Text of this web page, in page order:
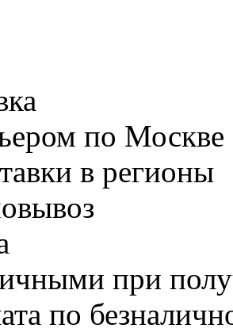
по Москве
в регионы
при
по